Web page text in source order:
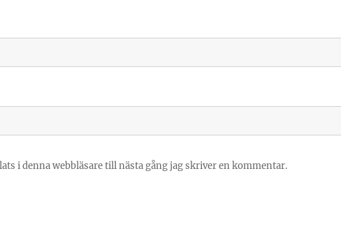
i denna webbläsare till nästa gång jag skriver en kommentar.